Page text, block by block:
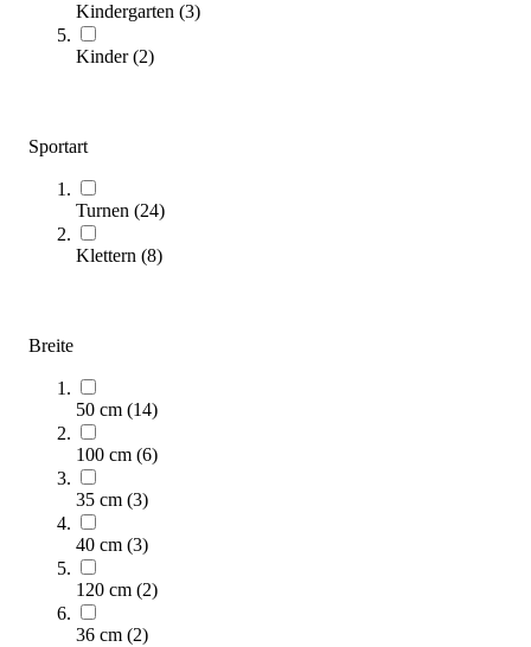
Kindergarten (3)
Kinder(2)
Sportart
Turnen (24)
Klettern (8)
Breite
50 cm (14)
100 cm (6)
35 cm (3)
40 cm (3)
120 cm (2)
36 cm (2)
Bänfer® Trapezsprungkasten
ab
504,00 €
Kübler Sport® Sprungkasten BASIC 4-teilig
ab
890,00 €